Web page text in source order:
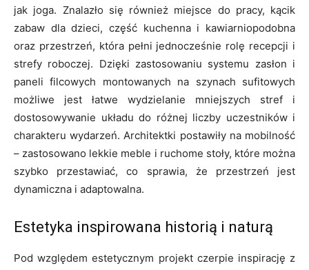
jak joga. Znalazło się również miejsce do pracy, kącik
zabaw dla dzieci, część kuchenna i kawiarniopodobna
oraz przestrzeń, która pełni jednocześnie rolę recepcji i
strefy roboczej. Dzięki zastosowaniu systemu zasłon i
paneli filcowych montowanych na szynach sufitowych
możliwe jest łatwe wydzielanie mniejszych stref i
dostosowywanie układu do różnej liczby uczestników i
charakteru wydarzeń. Architektki postawiły na mobilność
– zastosowano lekkie meble i ruchome stoły, które można
szybko przestawiać, co sprawia, że przestrzeń jest
dynamiczna i adaptowalna.
Estetyka inspirowana historią i naturą
Pod względem estetycznym projekt czerpie inspirację z